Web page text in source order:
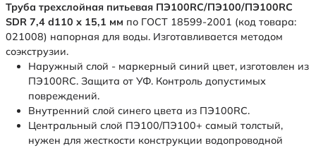
Труба трехслойная питьевая ПЭ100RC/ПЭ100/ПЭ100RC
SDR 7,4 d110 х 15,1 мм по ГОСТ 18599-2001 (код товара:
021008) напорная для воды. Изготавливается методом
соэкструзии.
Наружный слой - маркерный синий цвет, изготовлен из
ПЭ100RC. Защита от УФ. Контроль допустимых
повреждений.
Внутренний слой синего цвета из ПЭ100RC.
Центральный слой ПЭ100/ПЭ100+ самый толстый,
нужен для жесткости конструкции водопроводной